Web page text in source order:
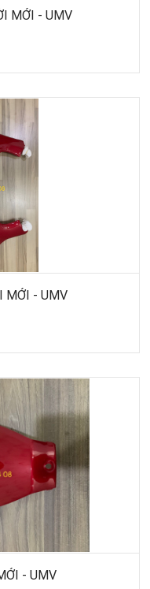
MỚI - UMV
MỚI - UMV
- UMV